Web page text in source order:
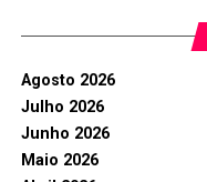
Agosto 2026
Julho 2026
Junho 2026
Maio 2026